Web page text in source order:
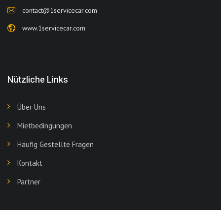
contact@1servicecar.com
www.1servicecar.com
Nützliche Links
Über Uns
Mietbedingungen
Häufig Gestellte Fragen
Kontakt
Partner